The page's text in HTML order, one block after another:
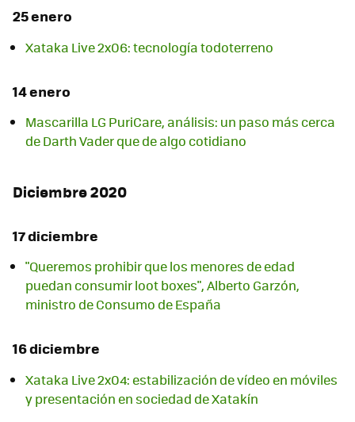
25 enero
Xataka Live 2x06: tecnología todoterreno
14 enero
Mascarilla LG PuriCare, análisis: un paso más cerca
de Darth Vader que de algo cotidiano
Diciembre 2020
17 diciembre
"Queremos prohibir que los menores de edad
puedan consumir loot boxes", Alberto Garzón,
ministro de Consumo de España
16 diciembre
Xataka Live 2x04: estabilización de vídeo en móviles
y presentación en sociedad de Xatakín